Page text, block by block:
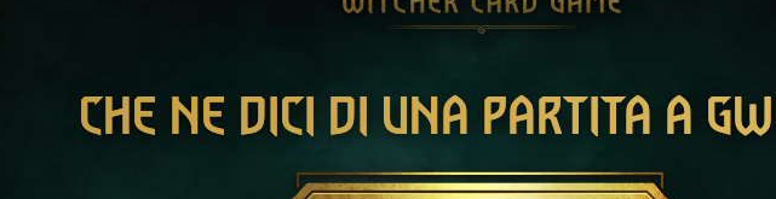
CHE NE DICI DI UNA PARTITA A